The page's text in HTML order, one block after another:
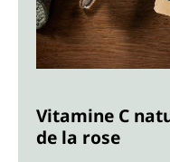
Vitamine C
de la rose